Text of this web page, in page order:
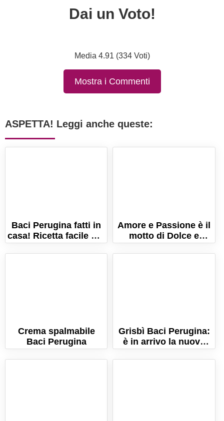
Dai un Voto!
Media 4.91 (334 Voti)
Mostra i Commenti
ASPETTA! Leggi anche queste:
Baci Perugina fatti in
casa! Ricetta facile per
cioccolatini perfetti!
Amore e Passione è il
motto di Dolce e
Gabbana per i nuovi
Baci Perugina rossi!
Crema spalmabile
Baci Perugina
Grisbì Baci Perugina:
è in arrivo la nuova
limited edition tutta da
provare!